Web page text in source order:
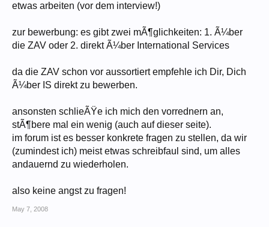
etwas arbeiten (vor dem interview!)
zur bewerbung: es gibt zwei mÃ¶glichkeiten: 1. Ã¼ber
die ZAV oder 2. direkt Ã¼ber International Services
da die ZAV schon vor aussortiert empfehle ich Dir, Dich
Ã¼ber IS direkt zu bewerben.
ansonsten schlieÃŸe ich mich den vorrednern an,
stÃ¶bere mal ein wenig (auch auf dieser seite).
im forum ist es besser konkrete fragen zu stellen, da wir
(zumindest ich) meist etwas schreibfaul sind, um alles
andauernd zu wiederholen.
also keine angst zu fragen!
May 7, 2008